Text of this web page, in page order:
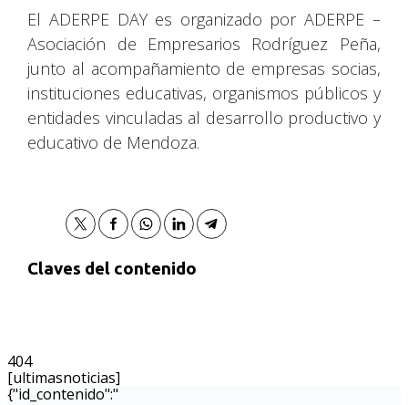
404
[ultimasnoticias]
El ADERPE DAY es organizado por ADERPE –
Asociación de Empresarios Rodríguez Peña,
junto al acompañamiento de empresas socias,
instituciones educativas, organismos públicos y
entidades vinculadas al desarrollo productivo y
educativo de Mendoza.
Claves del contenido
{"id_contenido":"